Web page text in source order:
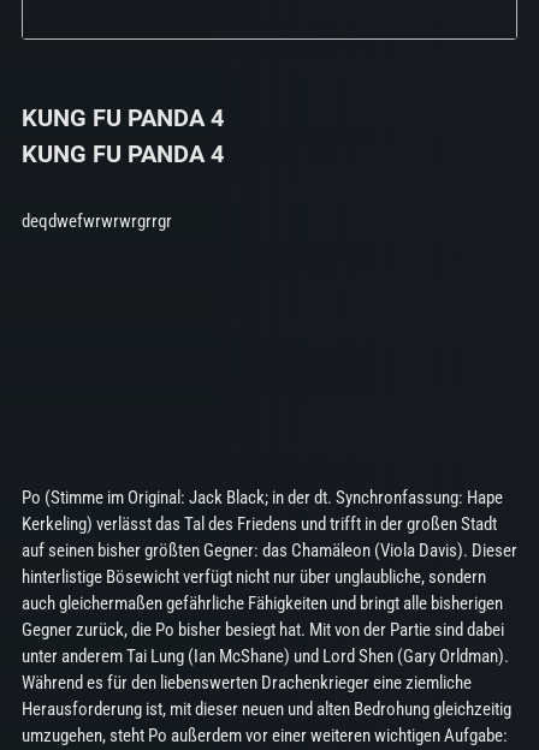
KUNG FU PANDA 4
KUNG FU PANDA 4
deqdwefwrwrwrgrrgr
Po (Stimme im Original: Jack Black; in der dt. Synchronfassung: Hape
Kerkeling) verlässt das Tal des Friedens und trifft in der großen Stadt
auf seinen bisher größten Gegner: das Chamäleon (Viola Davis). Dieser
hinterlistige Bösewicht verfügt nicht nur über unglaubliche, sondern
auch gleichermaßen gefährliche Fähigkeiten und bringt alle bisherigen
Gegner zurück, die Po bisher besiegt hat. Mit von der Partie sind dabei
unter anderem Tai Lung (Ian McShane) und Lord Shen (Gary Orldman).
Während es für den liebenswerten Drachenkrieger eine ziemliche
Herausforderung ist, mit dieser neuen und alten Bedrohung gleichzeitig
umzugehen, steht Po außerdem vor einer weiteren wichtigen Aufgabe: